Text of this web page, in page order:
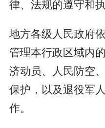
律、法规的遵守和执
地方各级人民政府
管理本行政区域内
济动员、人民防空
保护，以及退役军
作。